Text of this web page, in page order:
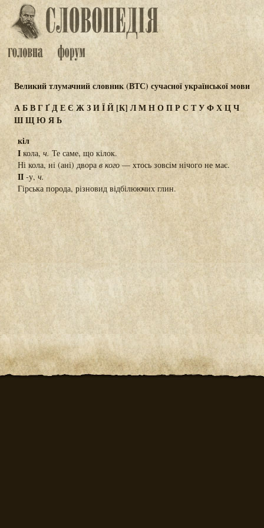
Великий тлумачний словник (ВТС) сучасної української мови
АБВГҐДЕЄ ЖЗИЇЙ [К] ЛМНОПР СТУФХЦЧ
ШЩЮЯЬ
кіл
I кола, ч. Те саме, що кілок.
Ні кола, ні (ані) двора в кого — хтось зовсім нічого не має.
II-у, ч.
Гірська порода, різновид відбілюючих глин.